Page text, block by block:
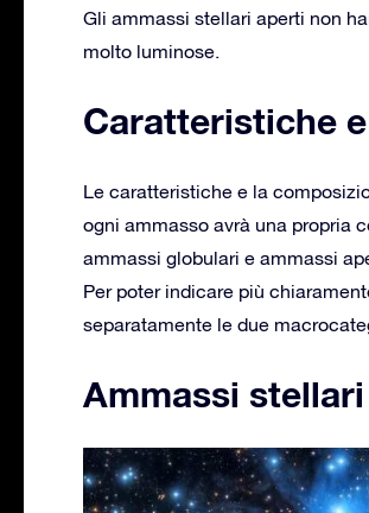
Gli ammassi stellari aperti non
molto luminose.
Caratteristiche
Le caratteristiche e la
ogni ammasso avrà una propria
ammassi globulari e ammassi
Per poter indicare più
separatamente le due
Ammassi